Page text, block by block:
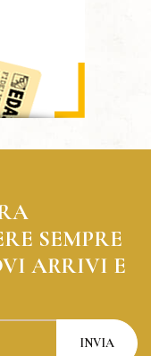
SEMPRE
ARRIVI E